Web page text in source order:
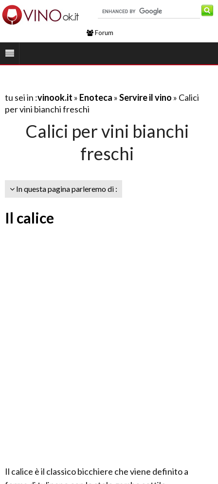
Forum
tu sei in :vinook.it » Enoteca »Servire il vino » Calici
per vini bianchi freschi
Calici per vini bianchi
freschi
In questa pagina parleremo di :
Il calice
Il calice è il classico bicchiere che viene definito a